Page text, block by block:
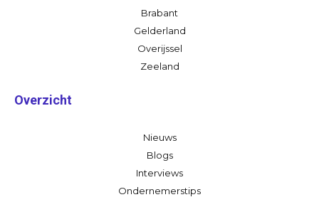
Brabant
Gelderland
Overijssel
Zeeland
Overzicht
Nieuws
Blogs
Interviews
Ondernemerstips